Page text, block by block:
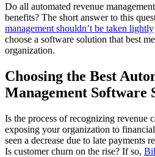
Do all automated revenue
benefits? The short answer to this
management shouldn’t be taken lightly
choose a software solution that best
organization.
Choosing the Best
Management Software
Is the process of recognizing revenue
exposing your organization to
seen a decrease due to late payments
Is customer churn on the rise? If so,